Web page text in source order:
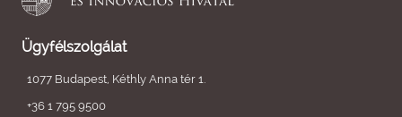
Ügyfélszolgálat
1077 Budapest, Kéthly Anna tér 1.
+36 1 795 9500